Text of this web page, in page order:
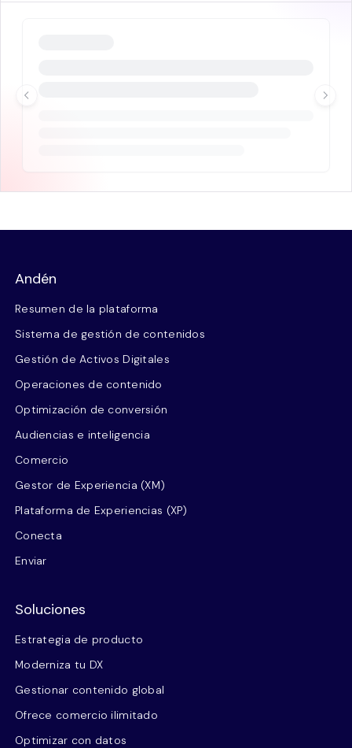
Andén
Resumen de la plataforma
Sistema de gestión de contenidos
Gestión de Activos Digitales
Operaciones de contenido
Optimización de conversión
Audiencias e inteligencia
Comercio
Gestor de Experiencia (XM)
Plataforma de Experiencias (XP)
Conecta
Enviar
Soluciones
Estrategia de producto
Moderniza tu DX
Gestionar contenido global
Ofrece comercio ilimitado
Optimizar con datos